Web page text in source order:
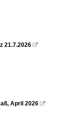
21.7.2026 
April 2026 